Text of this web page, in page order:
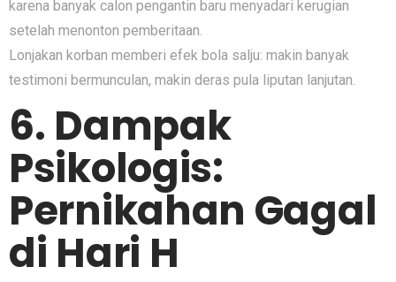
karena banyak calon pengantin baru menyadari kerugian
setelah menonton pemberitaan.
Lonjakan korban memberi efek bola salju: makin banyak
testimoni bermunculan, makin deras pula liputan lanjutan.
6. Dampak
Psikologis:
Pernikahan Gagal
di Hari H